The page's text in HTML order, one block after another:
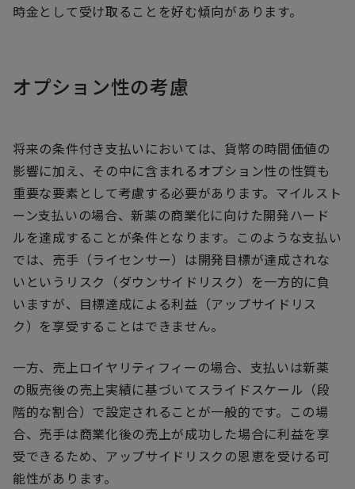
時金として受け取ることを好む傾向があります。
オプション性の考慮
将来の条件付き支払いにおいては、貨幣の時間価値の
影響に加え、その中に含まれるオプション性の性質も
重要な要素として考慮する必要があります。マイルスト
ーン支払いの場合、新薬の商業化に向けた開発ハード
ルを達成することが条件となります。このような支払い
では、売手（ライセンサー）は開発目標が達成されな
いというリスク（ダウンサイドリスク）を一方的に負
いますが、目標達成による利益（アップサイドリス
ク）を享受することはできません。
一方、売上ロイヤリティフィーの場合、支払いは新薬
の販売後の売上実績に基づいてスライドスケール（段
階的な割合）で設定されることが一般的です。この場
合、売手は商業化後の売上が成功した場合に利益を享
受できるため、アップサイドリスクの恩恵を受ける可
能性があります。